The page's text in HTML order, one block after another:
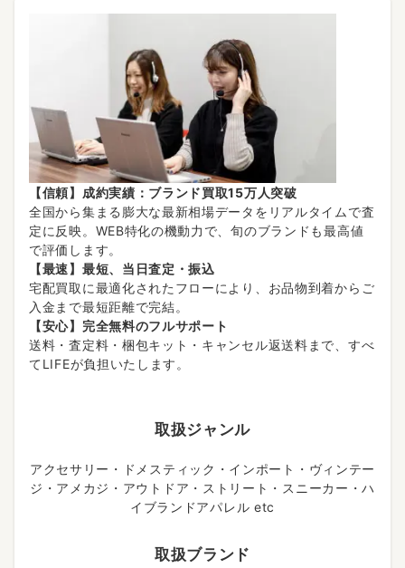
【信頼】成約実績：ブランド買取15万人突破
全国から集まる膨大な最新相場データをリアルタイムで査
定に反映。WEB特化の機動力で、旬のブランドも最高値
で評価します。
【最速】最短、当日査定・振込
宅配買取に最適化されたフローにより、お品物到着からご
入金まで最短距離で完結。
【安心】完全無料のフルサポート
送料・査定料・梱包キット・キャンセル返送料まで、すべ
てLIFEが負担いたします。
取扱ジャンル
アクセサリー・ドメスティック・インポート・ヴィンテー
ジ・アメカジ・アウトドア・ストリート・スニーカー・ハ
イブランドアパレル etc
取扱ブランド